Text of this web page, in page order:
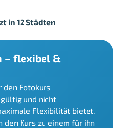
in 12 Städten
–flexibel &
den Fotokurs
gültig und nicht
Flexibilität bietet.
den Kurs zu einem für ihn